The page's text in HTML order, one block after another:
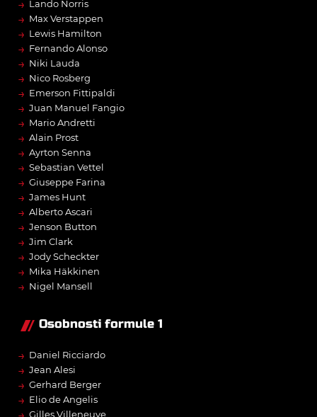
→ Lando Norris
→ Max Verstappen
→ Lewis Hamilton
→ Fernando Alonso
→ Niki Lauda
→ Nico Rosberg
→ Emerson Fittipaldi
→ Juan Manuel Fangio
→ Mario Andretti
→ Alain Prost
→ Ayrton Senna
→ Sebastian Vettel
→ Giuseppe Farina
→ James Hunt
→ Alberto Ascari
→ Jenson Button
→ Jim Clark
→ Jody Scheckter
→ Mika Häkkinen
→ Nigel Mansell
Osobnosti formule 1
→ Daniel Ricciardo
→ Jean Alesi
→ Gerhard Berger
→ Elio de Angelis
Gilles Villeneuve